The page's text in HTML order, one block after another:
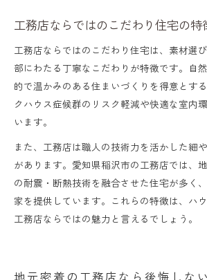
工務店ならではのこだわり住宅の特
工務店ならではのこだわり住宅は、素材選
部にわたる丁寧なこだわりが特徴です。自
的で温かみのある住まいづくりを得意とす
クハウス症候群のリスク軽減や快適な室内
います。
また、工務店は職人の技術力を活かした細
があります。愛知県稲沢市の工務店では、
の耐震・断熱技術を融合させた住宅が多く
家を提供しています。これらの特徴は、ハ
工務店ならではの魅力と言えるでしょう。
地元密着の工務店なら後悔しな